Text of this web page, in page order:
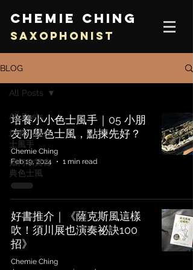
SAXOPHONIST
CHEMIE CHING
BLOG
All Posts
培養小小色
士風手
如何欣賞古
典色士風
All Posts
培養小小色士風手｜05 小朋
友初學色士風，點揀先好？
Chemie Ching
Feb 19, 2024
1 min read
好書推介｜《薩克斯風這樣
吹！須川展也演奏祕訣100
招》
Chemie Ching